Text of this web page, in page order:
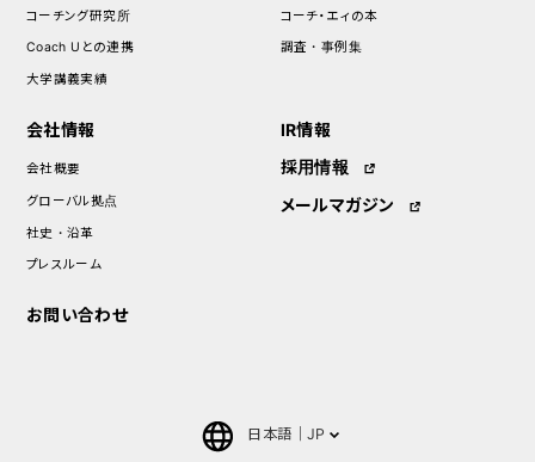
コーチング研究所
Coach Uとの連携
大学講義実績
コーチ・エィの本
調査・事例集
会社情報
会社概要
グローバル拠点
社史・沿革
プレスルーム
IR情報
採用情報
メールマガジン
お問い合わせ
日本語 JP